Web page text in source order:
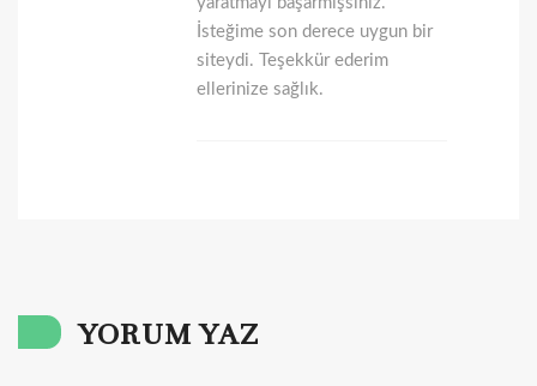
İsteğime son derece uygun bir
siteydi. Teşekkür ederim
ellerinize sağlık.
YORUM YAZ